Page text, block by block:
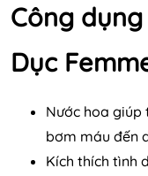
Công
Dục
Nước hoa giúp
bơm máu đến
Kích thích tình